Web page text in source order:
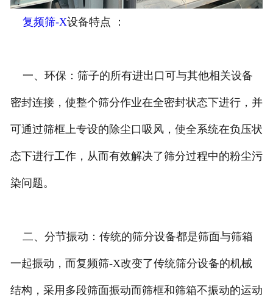
复频筛-X设备特点 ：
一、环保：筛子的所有进出口可与其他相关设备
密封连接，使整个筛分作业在全密封状态下进行，并
可通过筛框上专设的除尘口吸风，使全系统在负压状
态下进行工作，从而有效解决了筛分过程中的粉尘污
染问题。
二、分节振动：传统的筛分设备都是筛面与筛箱
一起振动，而复频筛-X改变了传统筛分设备的机械
结构，采用多段筛面振动而筛框和筛箱不振动的运动